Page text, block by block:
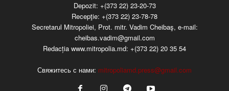
Depozit: +(373 22) 23-20-73
Recepţie: +(373 22) 23-78-78
Secretarul Mitropoliei, Prot. mitr. Vadim Cheibaş, e-mail:
cheibas.vadim@gmail.com
Redacția www.mitropolia.md: +(373 22) 20 35 54
Свяжитесь с нами: mitropoliamd.press@gmail.com